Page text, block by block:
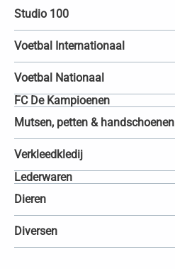
Studio 100
Voetbal Internationaal
Voetbal Nationaal
FC De Kampioenen
Mutsen, petten & handschoenen
Verkleedkledij
Lederwaren
Dieren
Diversen